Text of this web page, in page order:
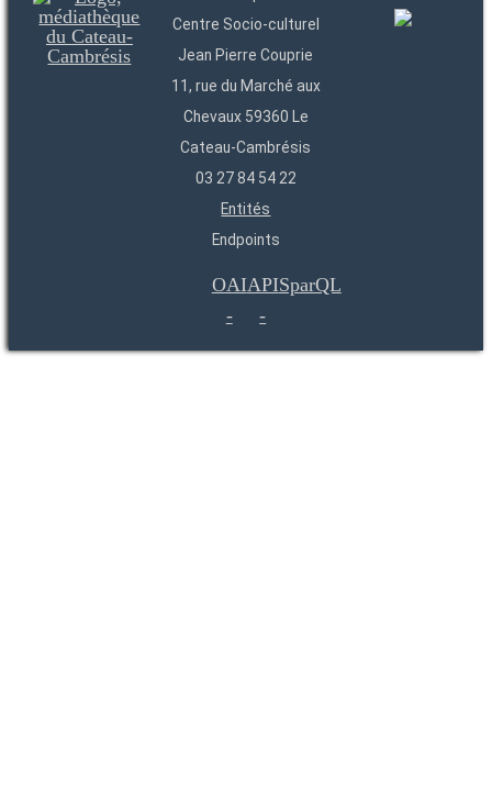
Centre Socio-culturel
Jean Pierre Couprie
11, rue du Marché aux
Chevaux 59360 Le
Cateau-Cambrésis
03 27 84 54 22
Entités
Endpoints
OAI
-
API
-
SparQL